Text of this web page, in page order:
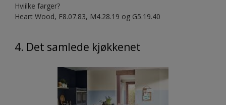
Hviilke farger?
Heart Wood, F8.07.83, M4.28.19 og G5.19.40
4. Det samlede kjøkkenet